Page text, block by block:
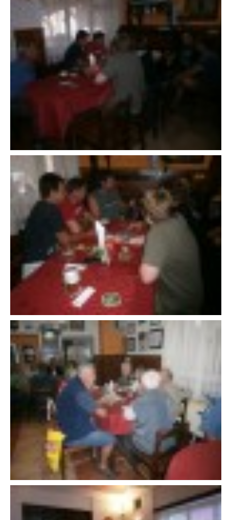
VAROVÁNÍ OBYVATELSTVA
HASIČSKÉ DESATERO
SVATÝ FLORIÁN
SDH Licomělice
538 03 Heřmanův Městec
Bankovní spojení:
224985128/0600
IČO: 64782832
Gmail: sdhlicomelice@gmail.com
607 276 682 - starosta SDH
sdhlicomelice@seznam.cz
© 2026 eStránky.cz